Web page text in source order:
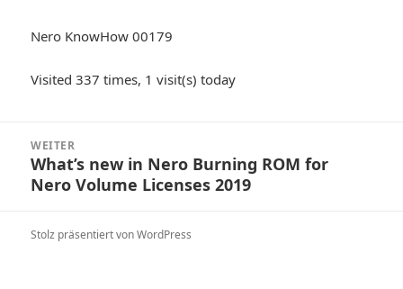
Nero KnowHow 00179
Visited 337 times, 1 visit(s) today
WEITER
Nächster
Beitrag:
What’s new in Nero Burning ROM for
Nero Volume Licenses 2019
Stolz präsentiert von WordPress